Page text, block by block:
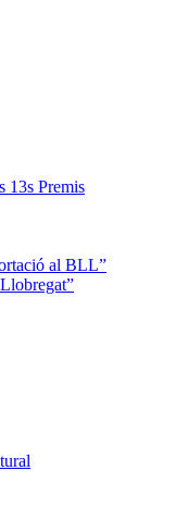
13s Premis
al BLL”